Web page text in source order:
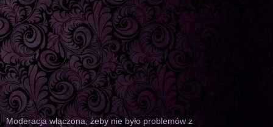
Moderacja włączona, żeby nie było problemów z